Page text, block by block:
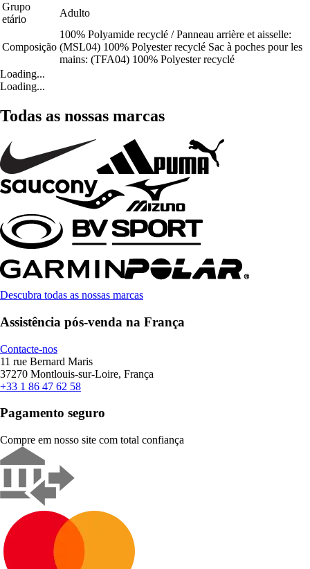
Grupo
etário
Adulto
Composição
100% Polyamide recyclé / Panneau arrière et aisselle:
(MSL04) 100% Polyester recyclé Sac à poches pour les
mains: (TFA04) 100% Polyester recyclé
Loading...
Loading...
Todas as nossas marcas
Descubra todas as nossas marcas
Assistência pós-venda na França
Contacte-nos
11 rue Bernard Maris
37270 Montlouis-sur-Loire, França
+33 1 86 47 62 58
Pagamento seguro
Compre em nosso site com total confiança